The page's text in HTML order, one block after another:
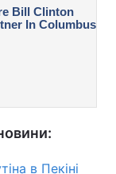
в Пекіні